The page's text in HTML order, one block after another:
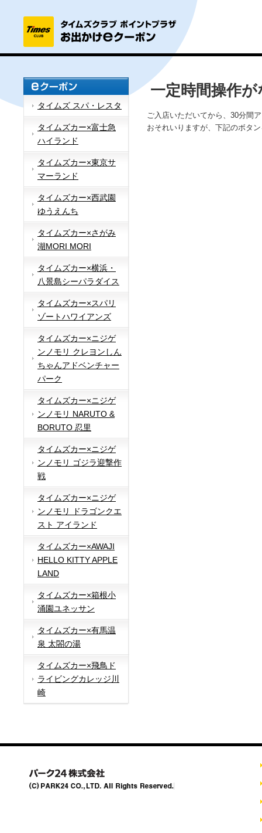
タイムズ スパ・レスタ
タイムズカー×富士急
ハイランド
タイムズカー×東京サ
マーランド
タイムズカー×西武園
ゆうえんち
タイムズカー×さがみ
湖MORI MORI
タイムズカー×横浜・
八景島シーパラダイス
タイムズカー×スパリ
ゾートハワイアンズ
タイムズカー×ニジゲ
ンノモリ クレヨンしん
ちゃんアドベンチャー
パーク
タイムズカー×ニジゲ
ンノモリ NARUTO &
BORUTO 忍里
タイムズカー×ニジゲ
ンノモリ ゴジラ迎撃作
戦
タイムズカー×ニジゲ
ンノモリ ドラゴンクエ
スト アイランド
タイムズカー×AWAJI
HELLO KITTY APPLE
LAND
タイムズカー×箱根小
涌園ユネッサン
タイムズカー×有馬温
泉 太閤の湯
タイムズカー×飛鳥ド
ライビングカレッジ川
崎
一定時間操作
ご入店いただいてから、30分間
おそれいりますが、下記のボタ